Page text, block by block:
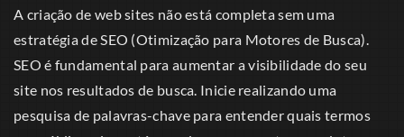
A criação de web sites não está completa sem uma
estratégia de SEO (Otimização para Motores de Busca).
SEO é fundamental para aumentar a visibilidade do seu
site nos resultados de busca. Inicie realizando uma
pesquisa de palavras-chave para entender quais termos